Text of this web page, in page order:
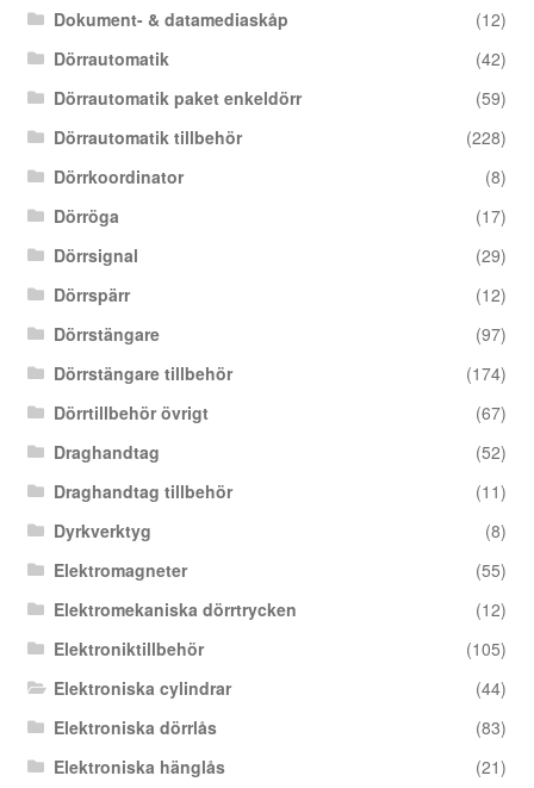
Dokument- & datamediaskåp
(12)
Dörrautomatik
(42)
Dörrautomatik paket enkeldörr
(59)
Dörrautomatik tillbehör
(228)
Dörrkoordinator
(8)
Dörröga
(17)
Dörrsignal
(29)
Dörrspärr
(12)
Dörrstängare
(97)
Dörrstängare tillbehör
(174)
Dörrtillbehör övrigt
(67)
Draghandtag
(52)
Draghandtag tillbehör
(11)
Dyrkverktyg
(8)
Elektromagneter
(55)
Elektromekaniska dörrtrycken
(12)
Elektroniktillbehör
(105)
Elektroniska cylindrar
(44)
Elektroniska dörrlås
(83)
Elektroniska hänglås
(21)